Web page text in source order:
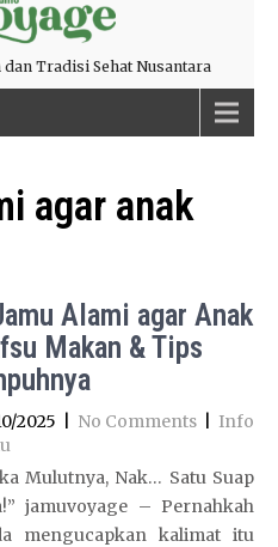
Tradisi Sehat Nusantara
agar anak
Alami agar Anak
Makan & Tips
2025 No Comments
Info
Mulutnya, Nak… Satu Suap
jamuvoyage – Pernahkah
mengucapkan kalimat itu